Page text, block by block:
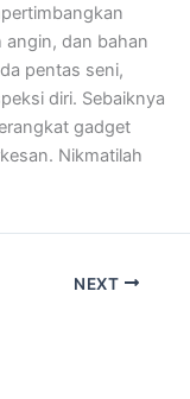
angin, dan bahan
pentas seni,
diri. Sebaiknya
gadget
Nikmatilah
NEXT